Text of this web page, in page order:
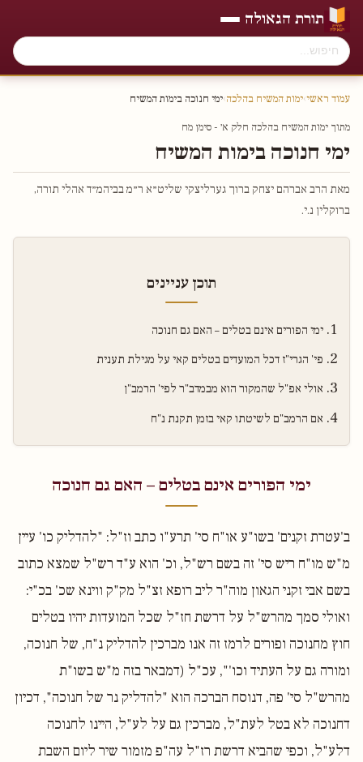
תורת הגאולה
עמוד ראשי›ימות המשיח בהלכה›ימי חנוכה בימות המשיח
מתוך ימות המשיח בהלכה חלק א׳ - סימן מח
ימי חנוכה בימות המשיח
מאת הרב אברהם יצחק ברוך גערליצקי שליט״א ר״מ בביהמ״ד אהלי תורה,
ברוקלין נ.י.
תוכן עניינים
ימי הפורים אינם בטלים – האם גם חנוכה
פי' הגרי"ז דכל המועדים בטלים קאי על מגילת תענית
אולי אפ"ל שהמקור הוא מבמדב"ר לפי' הרמב"ן
אם הרמב"ם לשיטתו קאי בזמן תקנת נ"ח
ימי הפורים אינם בטלים – האם גם חנוכה
ב'עטרת זקנים' בשו"ע או"ח סי' תרע"ו כתב וז"ל: "להדליק כו' עיין
מ"ש מו"ח ריש סי' זה בשם רש"ל, וכ' הוא ע"ד רש"ל שמצא כתוב
בשם אבי זקני הגאון מוה"ר ליב רופא זצ"ל מק"ק ווינא שכ' בכ"י:
ואולי סמך מהרש"ל על דרשת חז"ל שכל המועדות יהיו בטלים
חוץ מחנוכה ופורים לרמז זה אנו מברכין להדליק נ"ח, של חנוכה,
ומורה גם על העתיד וכו'", עכ"ל (דמבאר בזה מ"ש בשו"ת
מהרש"ל סי' פה, דנוסח הברכה הוא "להדליק נר של חנוכה", דכיון
דחנוכה לא בטל לעת"ל, מברכין גם על לע"ל, היינו לחנוכה
דלע"ל, וכפי שהביא דרשת רז"ל עה"פ מזמור שיר ליום השבת